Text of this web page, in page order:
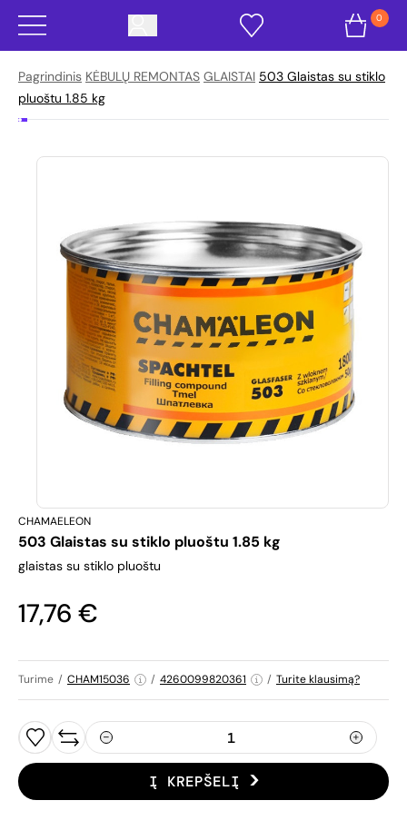
0
Pagrindinis KĖBULŲ REMONTAS GLAISTAI 503 Glaistas su stiklo
pluoštu 1.85 kg
CHAMAELEON
503 Glaistas su stiklo pluoštu 1.85 kg
glaistas su stiklo pluoštu
17,76 €
Turime / CHAM15036 / 4260099820361 / Turite klausimą?
Į KREPŠELĮ